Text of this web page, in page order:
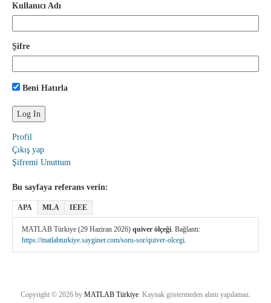
Kullanıcı Adı
Şifre
Beni Hatırla
Profil
Çıkış yap
Şifremi Unuttum
Bu sayfaya referans verin:
APA MLA IEEE
MATLAB Türkiye (29 Haziran 2026) quiver ölçeği . Bağlantı:
https://matlabturkiye.sayginer.com/soru-sor/quiver-olcegi
Copyright © 2026 by MATLAB Türkiye . Kaynak göstermeden alıntı yapılamaz.